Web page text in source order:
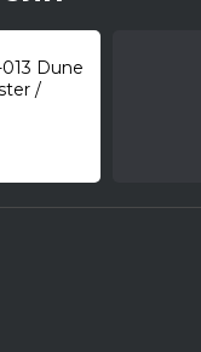
Dune
/